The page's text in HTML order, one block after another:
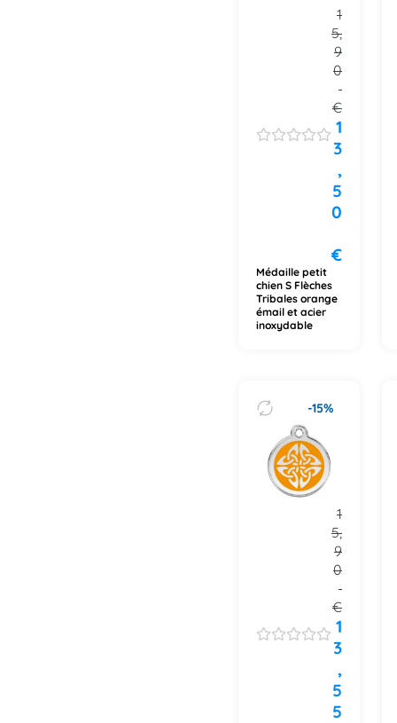
1
5,
9
0
€
1
3
,
5
0
€
Médaille petit
chien S Flèches
Tribales orange
émail et acier
inoxydable
-15%
1
5,
9
0
€
1
3
,
5
5